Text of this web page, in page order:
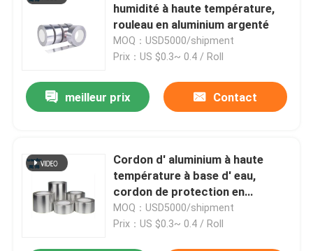
humidité à haute température,
rouleau en aluminium argenté
MOQ：USD5000/shipment
Prix：US $0.3~ 0.4 / Roll
meilleur prix Contact
Cordon d' aluminium à haute
température à base d' eau,
cordon de protection en
aluminium argenté.
MOQ：USD5000/shipment
Prix：US $0.3~ 0.4 / Roll